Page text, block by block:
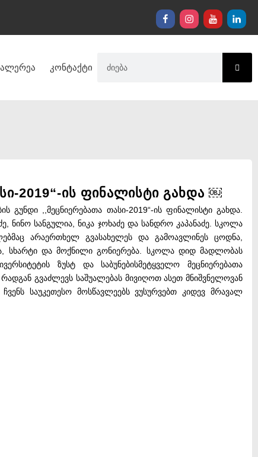
კონტაქტი
2019“-ის ფინალისტი გახდა ￼
,,მეცნიერებათა თასი-2019“-ის ფინალისტი გახდა.
ნინო სანგულია, ნიკა ჯოხაძე და სანდრო კაპანაძე. სკოლა
არაერთხელ გვასახელეს და გამოავლინეს ცოდნა,
სხარტი და მოქნილი გონიერება. სკოლა დიდ მადლობას
ზუსტ და საბუნებისმეტყველო მეცნიერებათა
გვაძლევს საშუალებას მივიღოთ ასეთ მნიშვნელოვან
საუკეთესო მოსწავლეებს ვუსურვებთ კიდევ მრავალ